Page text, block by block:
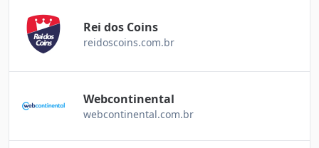
Rei dos Coins
reidoscoins.com.br
Webcontinental
webcontinental.com.br